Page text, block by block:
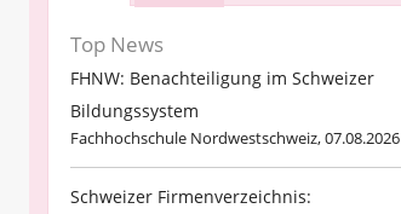
Top News
FHNW: Benachteiligung im Schweizer
Bildungssystem
Fachhochschule Nordwestschweiz, 07.08.2026
Schweizer Firmenverzeichnis: